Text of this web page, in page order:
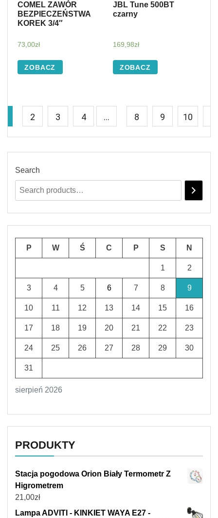
COMEL ZAWÓR
BEZPIECZEŃSTWA
KOREK 3/4″
73,00zł
ZOBACZ
JBL Tune 500BT
czarny
169,98zł
ZOBACZ
2 3 4 … 8 9 10
Search
sierpień 2026
P W Ś C P S N
1 2
3 4 5 6 7 8 9
10 11 12 13 14 15 16
17 18 19 20 21 22 23
24 25 26 27 28 29 30
31
PRODUKTY
Stacja pogodowa Orion Biały Termometr Z
Higrometrem
21,00zł
Lampa ADVITI - KINKIET WAYA E27 -